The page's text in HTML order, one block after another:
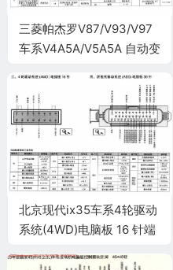
三菱帕杰罗V87/V93/V97
车系V4A5A/V5A5A 自动变
北京现代ix35车系4轮驱动
系统(4WD)电脑板 16 针端